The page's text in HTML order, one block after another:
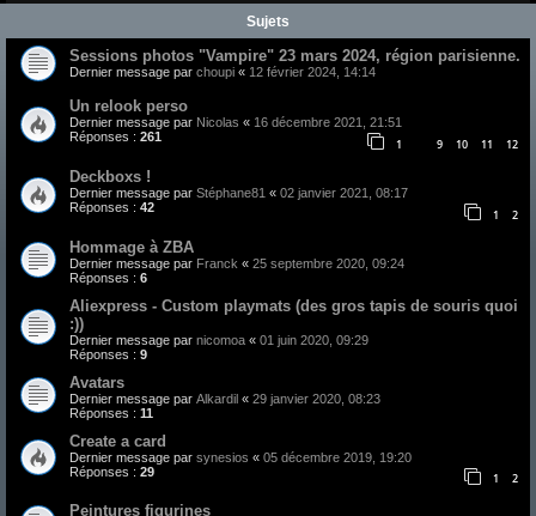
Sujets
Sessions photos "Vampire" 23 mars 2024, région parisienne.
Dernier message par choupi « 12 février 2024, 14:14
Un relook perso
Dernier message par Nicolas « 16 décembre 2021, 21:51
Réponses : 261 1 9 10 11 12
Deckboxs !
Dernier message par Stéphane81 « 02 janvier 2021, 08:17
Réponses : 42 1 2
Hommage à ZBA
Dernier message par Franck « 25 septembre 2020, 09:24
Réponses : 6
Aliexpress - Custom playmats (des gros tapis de souris quoi
:))
Dernier message par nicomoa « 01 juin 2020, 09:29
Réponses : 9
Avatars
Dernier message par Alkardil « 29 janvier 2020, 08:23
Réponses : 11
Create a card
Dernier message par synesios « 05 décembre 2019, 19:20
Réponses : 29 1 2
Peintures figurines